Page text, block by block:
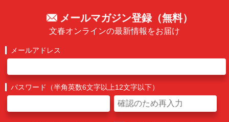
メールマガジン登録（無料）
文春オンラインの最新情報をお届け
メールアドレス
パスワード（半角英数6文字以上12文字以下）